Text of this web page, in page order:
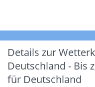
Details zur
Deutschland - Bis
für Deutschland